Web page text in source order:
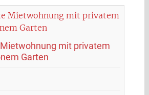
mit privatem
Garten